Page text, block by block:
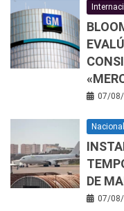
07/
Nacional
DE
07/